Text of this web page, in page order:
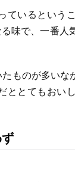
ているという
味で、一番人
ものが多いな
ととてもおい